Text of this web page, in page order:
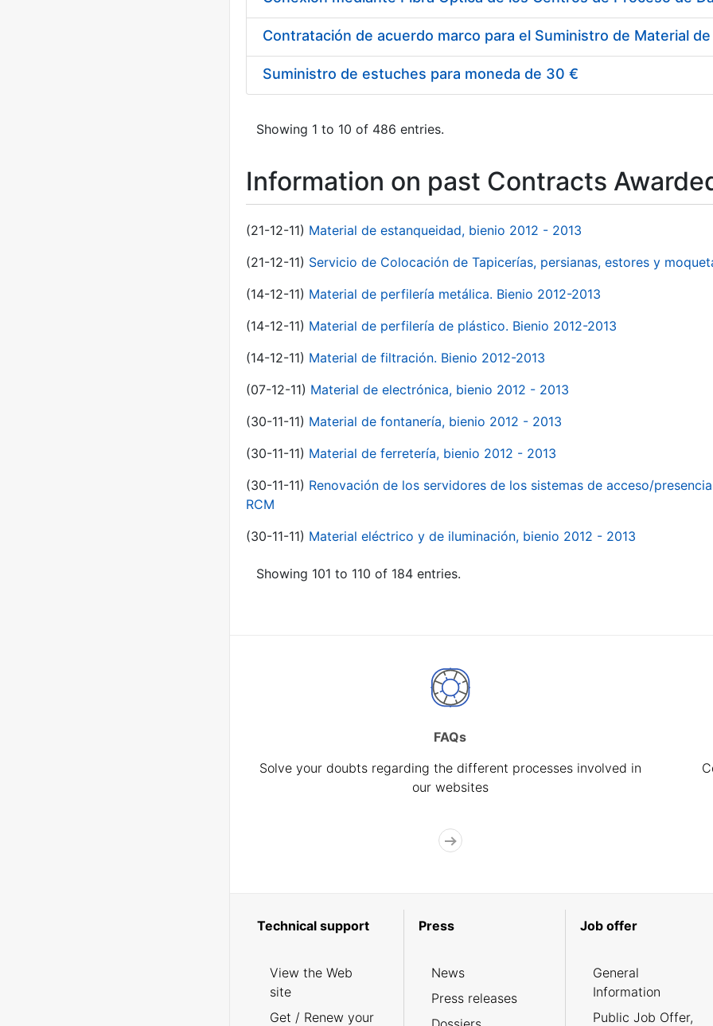
Suministro de estuches para moneda de 30 €
Showing 1 to 10 of 486 entries.
Information on past Contracts
(21-12-11) Material de estanqueidad, bienio 2012 - 2013
(21-12-11) Servicio de Colocación de Tapicerías, persianas, estores y
(14-12-11) Material de perfilería metálica. Bienio 2012-2013
(14-12-11) Material de perfilería de plástico. Bienio 2012-2013
(14-12-11) Material de filtración. Bienio 2012-2013
(07-12-11) Material de electrónica, bienio 2012 - 2013
(30-11-11) Material de fontanería, bienio 2012 - 2013
(30-11-11) Material de ferretería, bienio 2012 - 2013
(30-11-11) Renovación de los servidores de los sistemas de acceso/
RCM
(30-11-11) Material eléctrico y de iluminación, bienio 2012 - 2013
Showing 101 to 110 of 184 entries.
FAQs
Solve your doubts regarding the different processes involved in
our websites
Technical support
View the Web
site
Get / Renew your
Press
News
Press releases
Job offer
General
Information
Public Job Offer,